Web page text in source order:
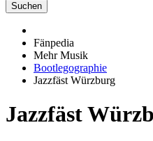
Suchen
Fänpedia
Mehr Musik
Bootlegographie
Jazzfäst Würzburg
Jazzfäst